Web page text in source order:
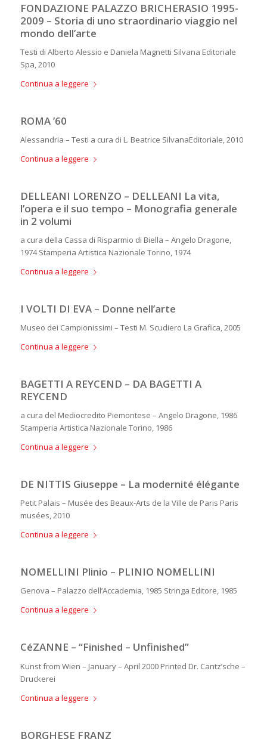
FONDAZIONE PALAZZO BRICHERASIO 1995-
2009 – Storia di uno straordinario viaggio nel
mondo dell’arte
Testi di Alberto Alessio e Daniela Magnetti Silvana Editoriale
Spa, 2010
Continua a leggere
ROMA ’60
Alessandria – Testi a cura di L. Beatrice SilvanaEditoriale, 2010
Continua a leggere
DELLEANI LORENZO – DELLEANI La vita,
l’opera e il suo tempo – Monografia generale
in 2 volumi
a cura della Cassa di Risparmio di Biella – Angelo Dragone,
1974 Stamperia Artistica Nazionale Torino, 1974
Continua a leggere
I VOLTI DI EVA – Donne nell’arte
Museo dei Campionissimi – Testi M. Scudiero La Grafica, 2005
Continua a leggere
BAGETTI A REYCEND – DA BAGETTI A
REYCEND
a cura del Mediocredito Piemontese – Angelo Dragone, 1986
Stamperia Artistica Nazionale Torino, 1986
Continua a leggere
DE NITTIS Giuseppe – La modernité élégante
Petit Palais – Musée des Beaux-Arts de la Ville de Paris Paris
musées, 2010
Continua a leggere
NOMELLINI Plinio – PLINIO NOMELLINI
Genova – Palazzo dell’Accademia, 1985 Stringa Editore, 1985
Continua a leggere
CéZANNE – “Finished – Unfinished”
Kunst from Wien – January – April 2000 Printed Dr. Cantz’sche –
Druckerei
Continua a leggere
BORGHESE FRANZ